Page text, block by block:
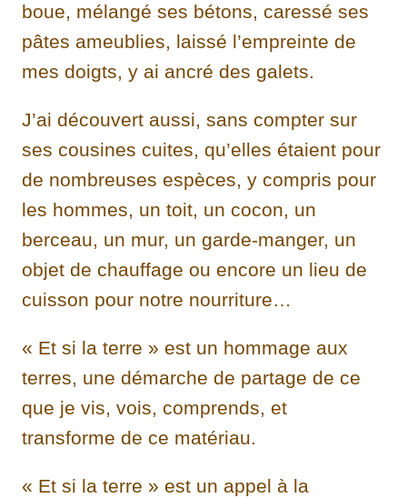
boue, mélangé ses bétons, caressé ses
pâtes ameublies, laissé l’empreinte de
mes doigts, y ai ancré des galets.
J’ai découvert aussi, sans compter sur
ses cousines cuites, qu’elles étaient pour
de nombreuses espèces, y compris pour
les hommes, un toit, un cocon, un
berceau, un mur, un garde-manger, un
objet de chauffage ou encore un lieu de
cuisson pour notre nourriture…
« Et si la terre » est un hommage aux
terres, une démarche de partage de ce
que je vis, vois, comprends, et
transforme de ce matériau.
« Et si la terre » est un appel à la